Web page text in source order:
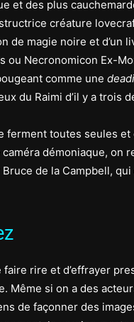
et des plus
créature
de magie noire et d’un
ou Necronomicon Ex-
comme une
du Raimi d’il y a trois
ferment toutes seules
démoniaque, on
de la Campbell,
rire et d’effrayer
Même si on a des
de façonner des